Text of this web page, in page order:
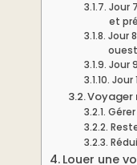
Jour
et
Jour
ouest
Jour
Jour
Voyager
Louer une